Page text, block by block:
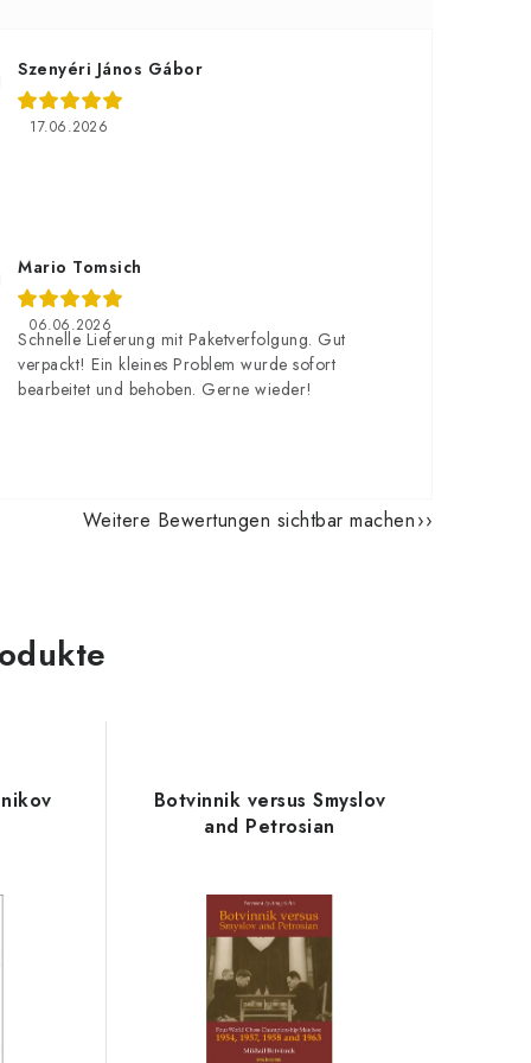
Szenyéri János Gábor
17.06.2026
Mario Tomsich
06.06.2026
Schnelle Lieferung mit Paketverfolgung. Gut
verpackt! Ein kleines Problem wurde sofort
bearbeitet und behoben. Gerne wieder!
Weitere Bewertungen sichtbar machen
Botvinnik versus Smyslov
and Petrosian